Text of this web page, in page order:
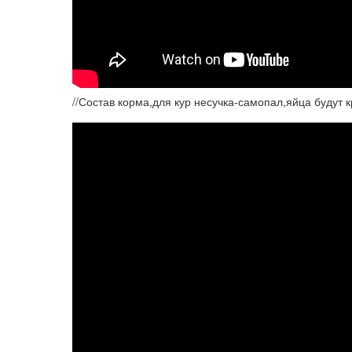
//Состав корма,для кур несучка-самопал,яйца будут